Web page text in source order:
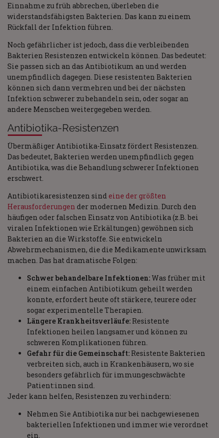
Einnahme zu früh abbrechen, überleben die
widerstandsfähigsten Bakterien. Das kann zu einem
Rückfall der Infektion führen.
Noch gefährlicher ist jedoch, dass die verbleibenden
Bakterien Resistenzen entwickeln können. Das bedeutet:
Sie passen sich an das Antibiotikum an und werden
unempfindlich dagegen. Diese resistenten Bakterien
können sich dann vermehren und bei der nächsten
Infektion schwerer zu behandeln sein, oder sogar an
andere Menschen weitergegeben werden.
Antibiotika-Resistenzen
Übermäßiger Antibiotika-Einsatz fördert Resistenzen.
Das bedeutet, Bakterien werden unempfindlich gegen
Antibiotika, was die Behandlung schwerer Infektionen
erschwert.
Antibiotikaresistenzen sindeine der größten
Herausforderungen der modernen Medizin. Durch den
häufigen oder falschen Einsatz von Antibiotika (z.B. bei
viralen Infektionen wie Erkältungen) gewöhnen sich
Bakterien an die Wirkstoffe. Sie entwickeln
Abwehrmechanismen, die die Medikamente unwirksam
machen. Das hat dramatische Folgen:
Schwer behandelbare Infektionen: Was früher mit
einem einfachen Antibiotikum geheilt werden
konnte, erfordert heute oft stärkere, teurere oder
sogar experimentelle Therapien.
Längere Krankheitsverläufe: Resistente
Infektionen heilen langsamer und können zu
schweren Komplikationen führen.
Gefahr für die Gemeinschaft: Resistente Bakterien
verbreiten sich, auch in Krankenhäusern, wo sie
besonders gefährlich für immungeschwächte
Patient:innen sind.
Jeder kann helfen, Resistenzen zu verhindern:
Nehmen Sie Antibiotika nur bei nachgewiesenen
bakteriellen Infektionen und immer wie verordnet
ein.